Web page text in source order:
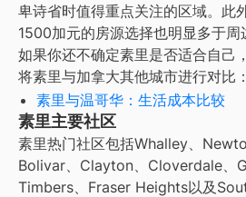
卑诗省时值得重点关注的区域。此
1500加元的房源选择也明显多于周
如果你还不确定素里是否适合自己
将素里与加拿大其他城市进行对比：
素里与温哥华：生活成本比较
素里主要社区
素里热门社区包括Whalley、
Bolivar、Clayton、Cloverdale、
Timbers、Fraser Heights以及